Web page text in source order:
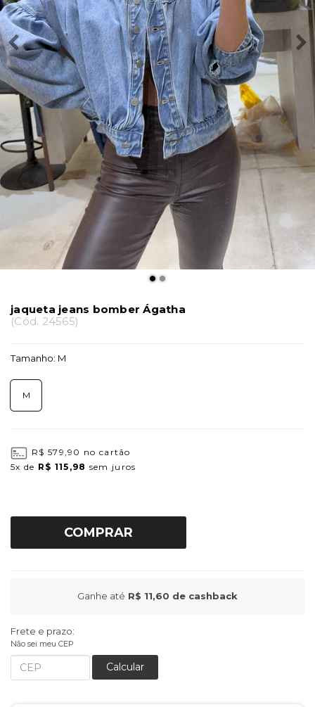
jaqueta jeans bomber Ágatha
(Cód. 24565)
Tamanho: M
M
R$ 579,90 no cartão
5x de R$ 115,98 sem juros
COMPRAR
Ganhe até R$ 11,60 de cashback
Frete e prazo:
Não sei meu CEP
Calcular